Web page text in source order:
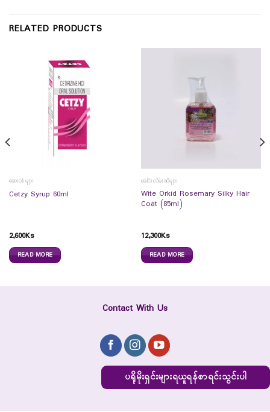
RELATED PRODUCTS
ဆေးဝါးများ
Cetzy Syrup 60ml
2,600Ks
READ MORE
ခေါင်းလိမ်းဆီများ
Wite Orkid Rosemary Silky Hair
Coat (85ml)
12,300Ks
READ MORE
Contact With Us
ပရိုမိုးရှင်းများရယူရန်စာရင်းသွင်းပါ